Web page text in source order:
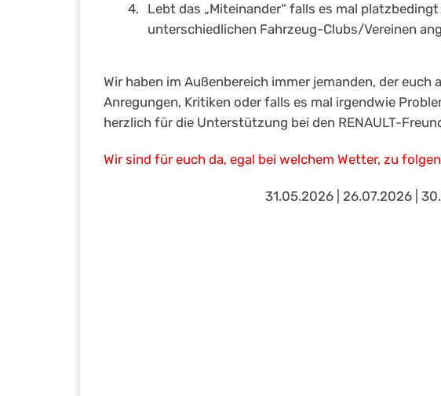
Lebt das „Miteinander“ falls es mal
unterschiedlichen Fahrzeug-Clubs/Vereinen
Wir haben im Außenbereich immer jemanden, der
Anregungen, Kritiken oder falls es mal irgendwie
herzlich für die Unterstützung bei den RENAULT-
Wir sind für euch da, egal bei welchem Wetter, zu
31.05.2026 | 26.07.2026 |